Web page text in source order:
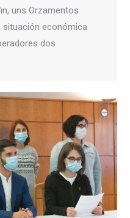
uns Orzamentos
situación económica
dos